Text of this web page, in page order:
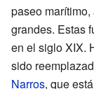
paseo
grandes. Estas
en el siglo XIX.
sido
Narros, que